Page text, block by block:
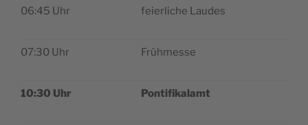
06:45 Uhr feier­li­che Laudes
07:30 Uhr Früh­mes­se
10:30 Uhr Pon­ti­fi­ka­lamt